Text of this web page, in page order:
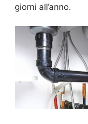
giorni all’anno.